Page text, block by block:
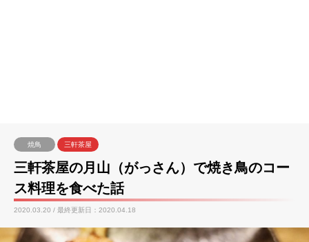
焼鳥 三軒茶屋
三軒茶屋の月山（がっさん）で焼き鳥のコー
ス料理を食べた話
2020.03.20 / 最終更新日：2020.04.18